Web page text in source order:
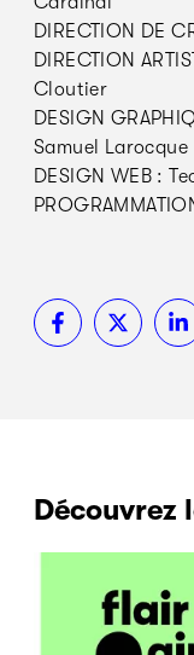
DIRECTION DE
DIRECTION
Cloutier
DESIGN
Samuel Larocque
DESIGN WEB :
Découvrez